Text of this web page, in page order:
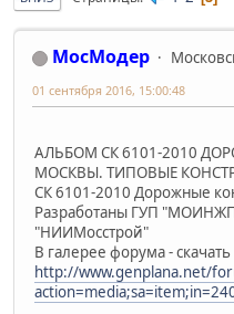
МосМодер
01 сентября 2016, 15:00:48
АЛЬБОМ СК 6101-2010
МОСКВЫ. ТИПОВЫЕ
СК 6101-2010 Дорожные
Разработаны ГУП
"НИИМосстрой"
В галерее форума - скачать
http://www.genplana.net/